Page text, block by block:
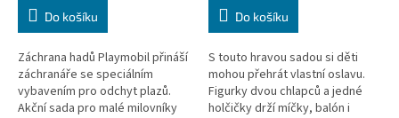
Do košíku
Záchrana hadů Playmobil přináší
záchranáře se speciálním
vybavením pro odchyt plazů.
Akční sada pro malé milovníky
Do košíku
S touto hravou sadou si děti
mohou přehrát vlastní oslavu.
Figurky dvou chlapců a jedné
holčičky drží míčky, balón i